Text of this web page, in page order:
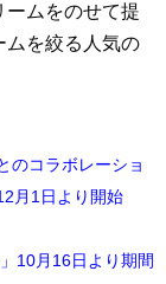
ームをのせて提
ムを絞る人気の
のコラボレーショ
月1日より開始
10月16日より期間